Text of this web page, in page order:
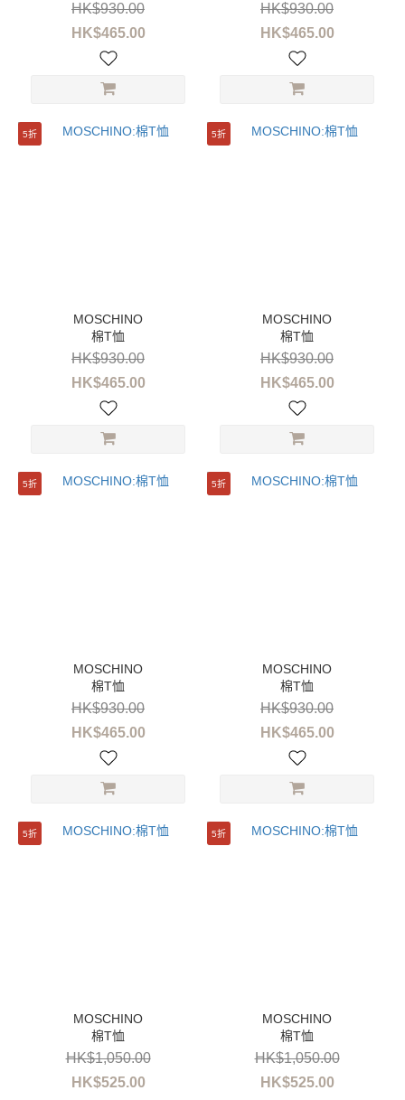
HK$465.00
HK$930.00
HK$465.00
HK$930.00
5折
棉T恤
HK$465.00
HK$930.00
5折
棉T恤
HK$465.00
HK$930.00
5折
棉T恤
HK$465.00
HK$930.00
5折
棉T恤
HK$465.00
HK$930.00
5折
棉T恤
HK$525.00
HK$1,050.00
5折
棉T恤
HK$525.00
HK$1,050.00